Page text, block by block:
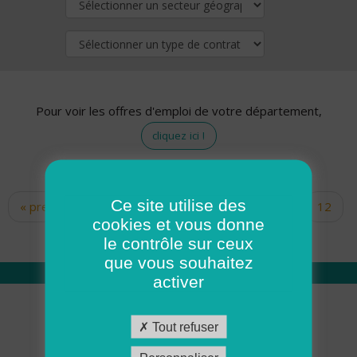
Pour voir les offres d'emploi de votre département,
cliquez ici !
Pages
« premier ‹ précédent … 10
12
14 15 16 17
Qui sommes nous
Académie ADMR
Ce site utilise des
cookies et vous donne
le contrôle sur ceux
que vous souhaitez
activer
Tout refuser